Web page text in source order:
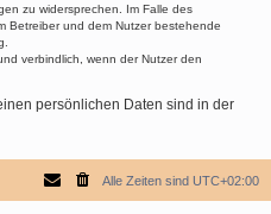
zu widersprechen. Im Falle des
Betreiber und dem Nutzer bestehende
verbindlich, wenn der Nutzer den
persönlichen Daten sind in der
Alle Zeiten sind UTC+02:00